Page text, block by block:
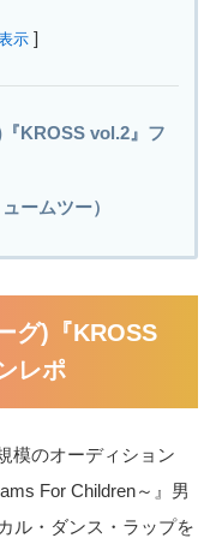
示 ]
KROSS vol.2』フ
ームツー）
グ)『KROSS
レポ
模のオーディション
For Children～』男
ル・ダンス・ラップを